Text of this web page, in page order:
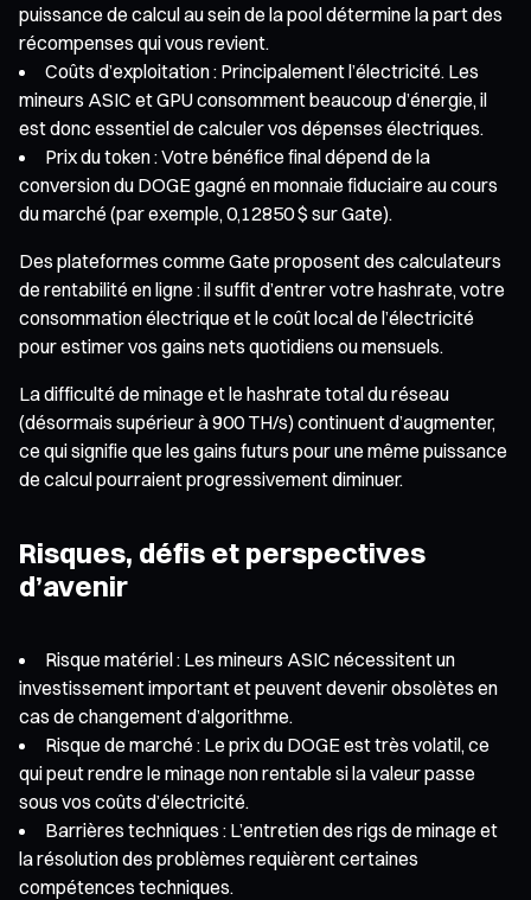
puissance de calcul au sein de la pool détermine la part des
récompenses qui vous revient.
Coûts d’exploitation : Principalement l’électricité. Les
mineurs ASIC et GPU consomment beaucoup d’énergie, il
est donc essentiel de calculer vos dépenses électriques.
Prix du token : Votre bénéfice final dépend de la
conversion du DOGE gagné en monnaie fiduciaire au cours
du marché (par exemple, 0,12850 $ sur Gate).
Des plateformes comme Gate proposent des calculateurs
de rentabilité en ligne : il suffit d’entrer votre hashrate, votre
consommation électrique et le coût local de l’électricité
pour estimer vos gains nets quotidiens ou mensuels.
La difficulté de minage et le hashrate total du réseau
(désormais supérieur à 900 TH/s) continuent d’augmenter,
ce qui signifie que les gains futurs pour une même puissance
de calcul pourraient progressivement diminuer.
Risques, défis et perspectives
d’avenir
Risque matériel : Les mineurs ASIC nécessitent un
investissement important et peuvent devenir obsolètes en
cas de changement d’algorithme.
Risque de marché : Le prix du DOGE est très volatil, ce
qui peut rendre le minage non rentable si la valeur passe
sous vos coûts d’électricité.
Barrières techniques : L’entretien des rigs de minage et
la résolution des problèmes requièrent certaines
compétences techniques.